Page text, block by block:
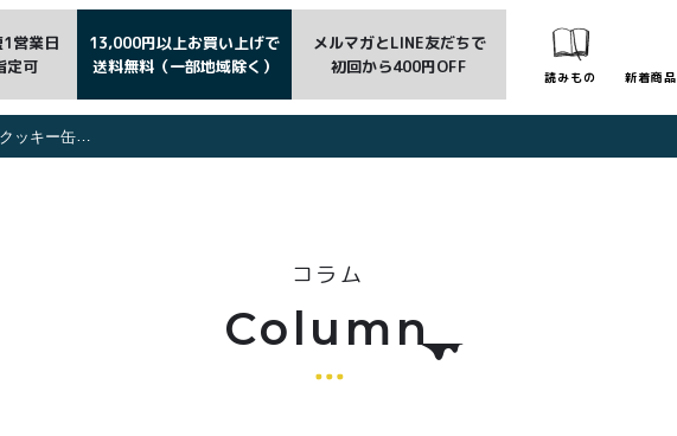
営業日
定可
13,000円以上お買い上げで
送料無料（一部地域除く）
メルマガとLINE友だちで
初回から400円OFF
読みもの 新着商品
キをプレゼント！
コラム
Column